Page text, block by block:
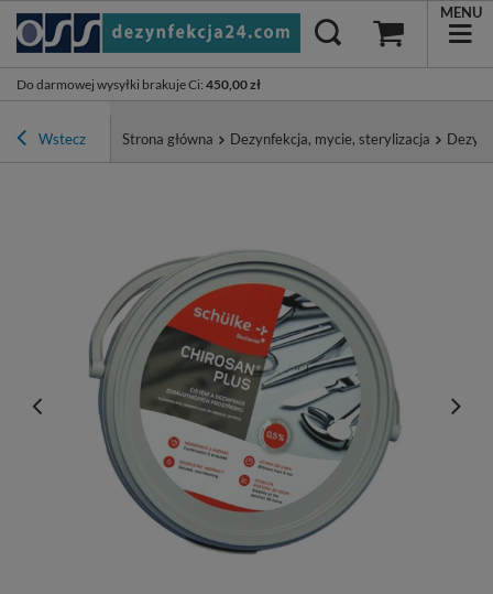
Do darmowej wysyłki brakuje Ci: 450,00 zł
MENU
Wstecz Strona główna Dezynfekcja, mycie, sterylizacja